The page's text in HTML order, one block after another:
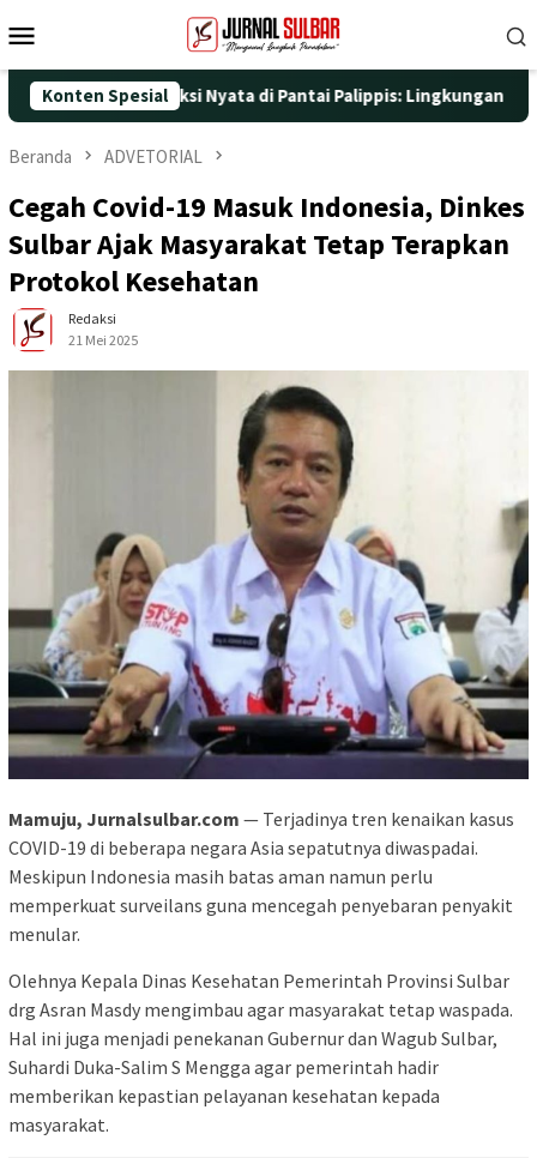
ke
Mobile
Konten Spesial
dengan Aksi Nyata di Pantai Palippis: Lingkungan dan
Beranda ADVETORIAL
Cegah Covid-19 Masuk Indonesia, Dinkes
Sulbar Ajak Masyarakat Tetap Terapkan
Protokol Kesehatan
Redaksi
21 Mei 2025
Mamuju, Jurnalsulbar.com — Terjadinya tren kenaikan kasus
COVID-19 di beberapa negara Asia sepatutnya diwaspadai.
Meskipun Indonesia masih batas aman namun perlu
memperkuat surveilans guna mencegah penyebaran penyakit
menular.
Olehnya Kepala Dinas Kesehatan Pemerintah Provinsi Sulbar
drg Asran Masdy mengimbau agar masyarakat tetap waspada.
Hal ini juga menjadi penekanan Gubernur dan Wagub Sulbar,
Suhardi Duka-Salim S Mengga agar pemerintah hadir
memberikan kepastian pelayanan kesehatan kepada
masyarakat.